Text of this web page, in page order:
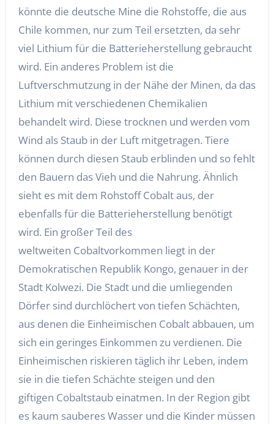
könnte die deutsche Mine die Rohstoffe, die aus
Chile kommen, nur zum Teil ersetzten, da sehr
viel Lithium für die Batterieherstellung gebraucht
wird. Ein anderes Problem ist die
Luftverschmutzung in der Nähe der Minen, da das
Lithium mit verschiedenen Chemikalien
behandelt wird. Diese trocknen und werden vom
Wind als Staub in der Luft mitgetragen. Tiere
können durch diesen Staub erblinden und so fehlt
den Bauern das Vieh und die Nahrung. Ähnlich
sieht es mit dem Rohstoff Cobalt aus, der
ebenfalls für die Batterieherstellung benötigt
wird. Ein großer Teil des
weltweiten Cobaltvorkommen liegt in der
Demokratischen Republik Kongo, genauer in der
Stadt Kolwezi. Die Stadt und die umliegenden
Dörfer sind durchlöchert von tiefen Schächten,
aus denen die Einheimischen Cobalt abbauen, um
sich ein geringes Einkommen zu verdienen. Die
Einheimischen riskieren täglich ihr Leben, indem
sie in die tiefen Schächte steigen und den
giftigen Cobaltstaub einatmen. In der Region gibt
es kaum sauberes Wasser und die Kinder müssen